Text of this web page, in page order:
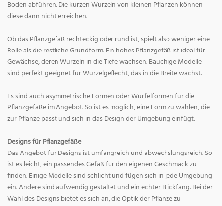
Boden abführen. Die kurzen Wurzeln von kleinen Pflanzen können
diese dann nicht erreichen.
Ob das Pflanzgefäß rechteckig oder rund ist, spielt also weniger eine
Rolle als die restliche Grundform. Ein hohes Pflanzgefäß ist ideal für
Gewächse, deren Wurzeln in die Tiefe wachsen. Bauchige Modelle
sind perfekt geeignet für Wurzelgeflecht, das in die Breite wächst.
Es sind auch asymmetrische Formen oder Würfelformen für die
Pflanzgefäße im Angebot. So ist es möglich, eine Form zu wählen, die
zur Pflanze passt und sich in das Design der Umgebung einfügt.
Designs für Pflanzgefäße
Das Angebot für Designs ist umfangreich und abwechslungsreich. So
ist es leicht, ein passendes Gefäß für den eigenen Geschmack zu
finden. Einige Modelle sind schlicht und fügen sich in jede Umgebung
ein. Andere sind aufwendig gestaltet und ein echter Blickfang. Bei der
Wahl des Designs bietet es sich an, die Optik der Pflanze zu